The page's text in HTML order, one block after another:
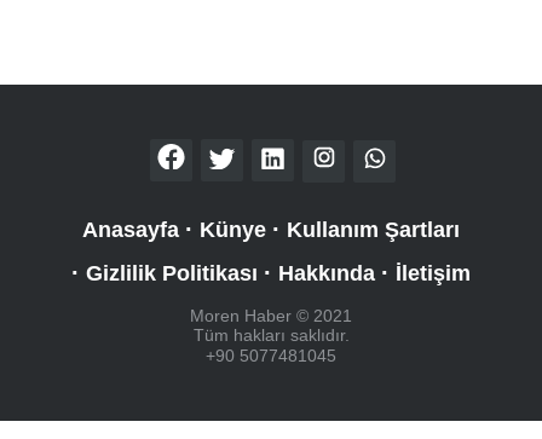
Anasayfa Künye
Kullanım Şartları
Gizlilik Politikası
Hakkında İletişim
Moren Haber © 2021
Tüm hakları saklıdır.
+90 5077481045